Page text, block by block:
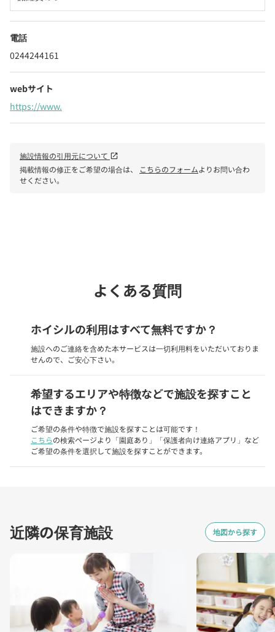
電話
0244244161
webサイト
https://www.
施設情報の引用元について open_in_new
掲載情報の修正をご希望の場合は、 こちらのフォームよりお問い合わ
せください。
よくある質問
ホイシルの利用はすべて無料ですか？
施設へのご連絡を含めた本サービスは一切利用料をいただいておりま
せんので、ご安心下さい。
希望するエリアや特徴などで施設を探すこと
はできますか？
ご希望の条件や特徴で施設を探すことは可能です！
こちらの検索ページより「園庭あり」「保護者向け連絡アプリ」など
ご希望の条件を選択して施設を探すことができます。
近隣の保育施設 地図から探す